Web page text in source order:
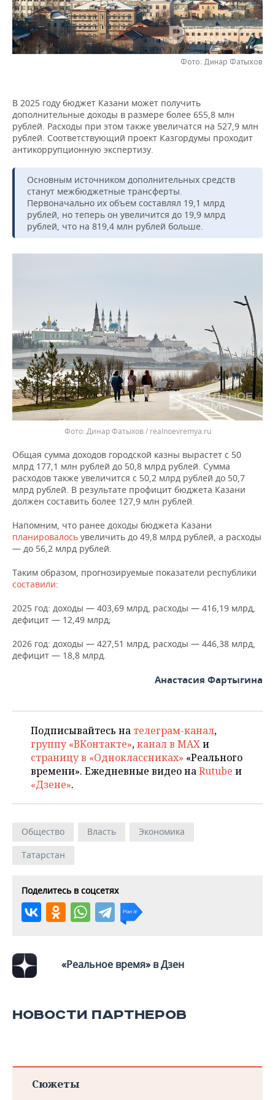
НЕФТЕХИМИЯ
НЕФТЬ
РОЗНИЧНАЯ ТОРГОВЛЯ
ТРАНСПОРТ
НОВОСТИ ТЕХНОЛОГИЙ
IT
ТЕЛЕКОММУНИКАЦИИ
МЕРОПРИЯТИЯ
НОВОСТИ МЕРОПРИЯТИЙ
БИЗНЕС-БРАНЧИ
ONLINE-КОНФЕРЕНЦИИ
СПОРТ
ФУТБОЛ
ХОККЕЙ
ВОЛЕЙБОЛ
КИБЕРСПОРТ
ХОККЕЙ С МЯЧОМ
НОВОСТИ ОБЩЕСТВА
ВЛАСТЬ
ИСТОРИЯ
КУЛЬТУРА
ФОТОГАЛЕРЕЯ
СЮЖЕТЫ
СПРАВОЧНИК
СПИСОК ПЕРСОН
СПИСОК КОМПАНИЙ
ПОЛНАЯ ВЕРСИЯ
Фото: Динар Фатыхов
В 2025 году бюджет Казани может получить
дополнительные доходы в размере более 655,8 млн
рублей. Расходы при этом также увеличатся на 527,9 млн
рублей. Соответствующий проект Казгордумы проходит
антикоррупционную экспертизу.
Основным источником дополнительных средств
станут межбюджетные трансферты.
Первоначально их объем составлял 19,1 млрд
рублей, но теперь он увеличится до 19,9 млрд
рублей, что на 819,4 млн рублей больше.
Динар Фатыхов / realnoevremya.ru
Общая сумма доходов городской казны вырастет с 50
млрд 177,1 млн рублей до 50,8 млрд рублей. Сумма
расходов также увеличится с 50,2 млрд рублей до 50,7
млрд рублей. В результате профицит бюджета Казани
должен составить более 127,9 млн рублей.
Напомним, что ранее доходы бюджета Казани
планировалось увеличить до 49,8 млрд рублей, а расходы
— до 56,2 млрд рублей.
Таким образом, прогнозируемые показатели республики
составили:
2025 год: доходы — 403,69 млрд, расходы — 416,19 млрд,
дефицит — 12,49 млрд;
2026 год: доходы — 427,51 млрд, расходы — 446,38 млрд,
дефицит — 18,8 млрд.
Анастасия Фартыгина
Подписывайтесь на телеграм-канал,
группу «ВКонтакте»,канал в MAXи
страницу в «Одноклассниках» «Реального
времени». Ежедневные видео наRutube и
«Дзене».
Общество Власть
Экономика
Татарстан
Поделитесь в соцсетях
«Реальное время» в Дзен
НОВОСТИ ПАРТНЕРОВ
Сюжеты